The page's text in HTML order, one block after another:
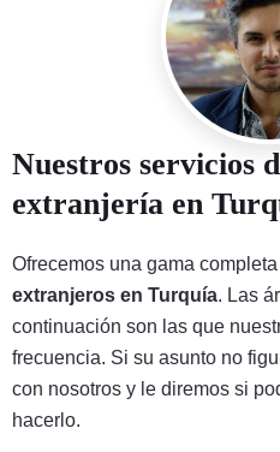
Nuestros servicios
extranjería en
Ofrecemos una gama
extranjeros en Turquía. Las
continuación son las que
frecuencia. Si su asunto no
con nosotros y le diremos si
hacerlo.